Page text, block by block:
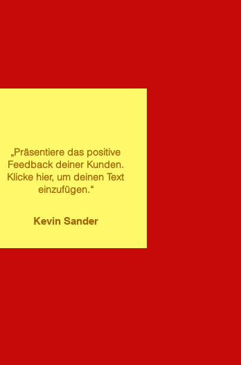
„Präsentiere das positive
Feedback deiner Kunden.
Klicke hier, um deinen Text
einzufügen.“
Kevin Sander